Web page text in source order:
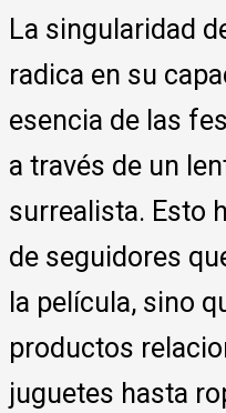
La singularidad
radica en su
esencia de las
a través de un
surrealista. Esto
de seguidores
la película, sino
productos
juguetes hasta